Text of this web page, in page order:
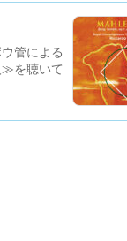
管による
を聴いて